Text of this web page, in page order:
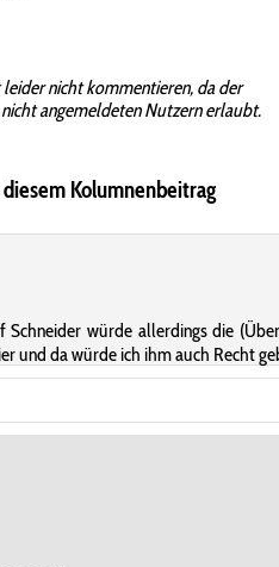
nicht kommentieren, da der
angemeldeten Nutzern erlaubt.
Kolumnenbeitrag
Schneider würde allerdings die
und da würde ich ihm auch Recht